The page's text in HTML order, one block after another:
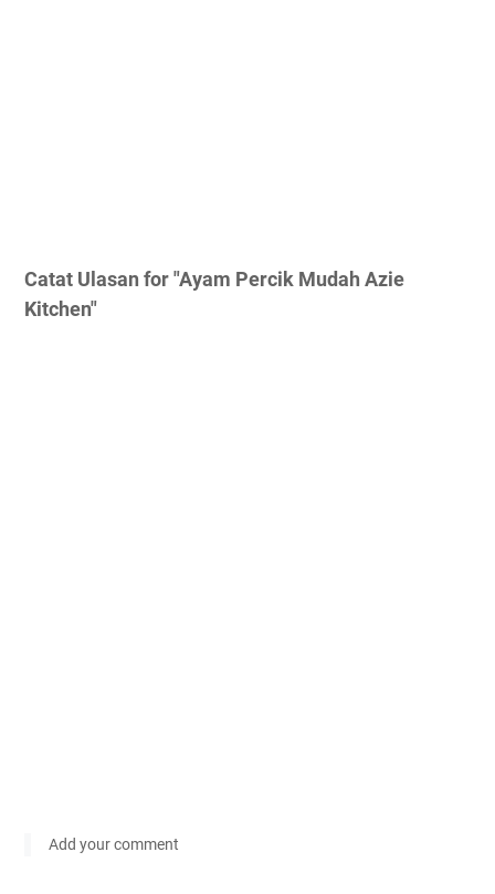
Catat Ulasan for "Ayam Percik Mudah Azie
Kitchen"
Add your comment